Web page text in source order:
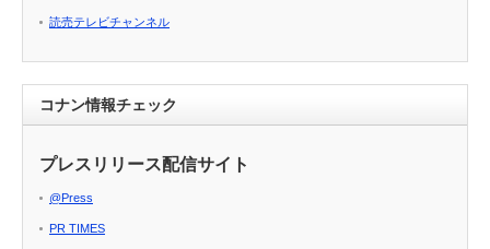
読売テレビチャンネル
コナン情報チェック
プレスリリース配信サイト
@Press
PR TIMES